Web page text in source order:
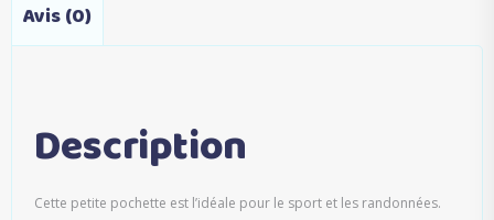
Avis (0)
Description
Cette petite pochette est l’idéale pour le sport et les randonnées.